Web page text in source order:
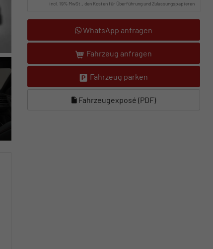
incl. 19% MwSt., den Kosten für Überführung und Zulassungspapieren
WhatsApp anfragen
Fahrzeug anfragen
Fahrzeug parken
Fahrzeugexposé (PDF)